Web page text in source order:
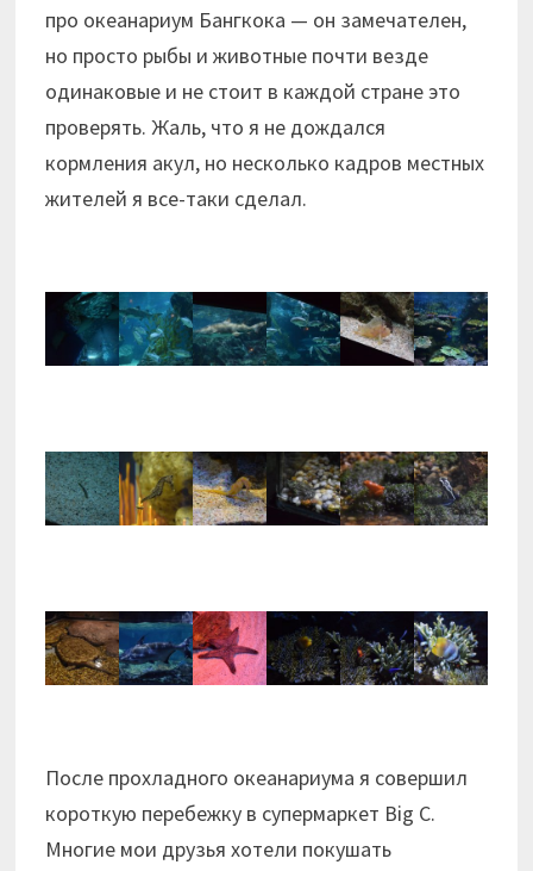
про океанариум Бангкока — он замечателен,
но просто рыбы и животные почти везде
одинаковые и не стоит в каждой стране это
проверять. Жаль, что я не дождался
кормления акул, но несколько кадров местных
жителей я все-таки сделал.
После прохладного океанариума я совершил
короткую перебежку в супермаркет Big C.
Многие мои друзья хотели покушать